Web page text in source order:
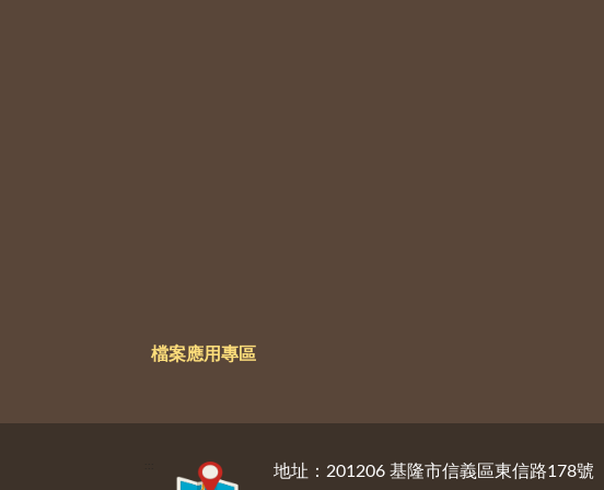
檔案應用專區
地址：201206 基隆市信義區東信路178號